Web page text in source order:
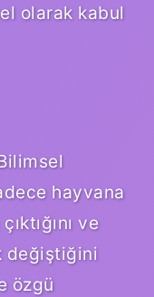
olarak kabul
hayvana
ve
değiştiğini
özgü